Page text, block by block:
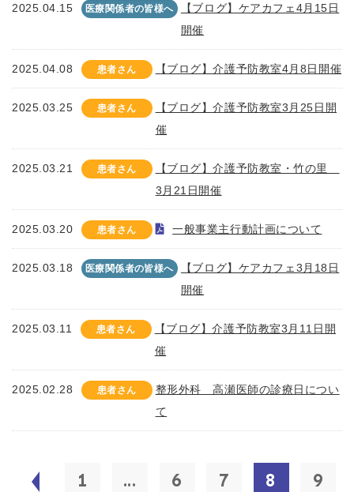
2025.04.15 医療関係者の皆様へ
【ブログ】ケアカフェ4月15日
開催
2025.04.08 患者さん 【ブログ】介護予防教室4月8日開催
2025.03.25 患者さん
【ブログ】介護予防教室3月25日開
催
2025.03.21 患者さん
【ブログ】介護予防教室・竹の里
3月21日開催
2025.03.20 患者さん 一般事業主行動計画について
2025.03.18 医療関係者の皆様へ
【ブログ】ケアカフェ3月18日
開催
2025.03.11 患者さん
【ブログ】介護予防教室3月11日開
催
2025.02.28 患者さん
整形外科 高瀬医師の診療日につい
て
1 ... 6 7 8
9